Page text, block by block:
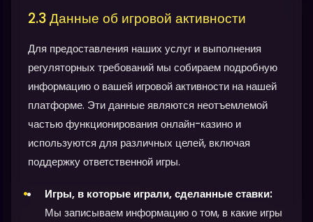
2.3 Данные об игровой активности
Для предоставления наших услуг и выполнения
регуляторных требований мы собираем подробную
информацию о вашей игровой активности на нашей
платформе. Эти данные являются неотъемлемой
частью функционирования онлайн-казино и
используются для различных целей, включая
поддержку ответственной игры.
Игры, в которые играли, сделанные ставки:
Мы записываем информацию о том, в какие игры